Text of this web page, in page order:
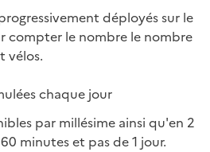
déployés sur le
compter le nombre le nombre
vélos.
chaque jour
par millésime ainsi qu'en 2
minutes et pas de 1 jour.